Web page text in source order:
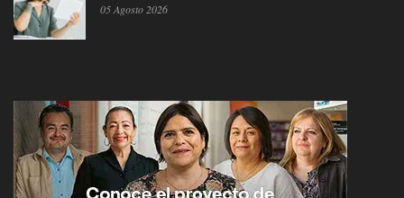
05 Agosto 2026